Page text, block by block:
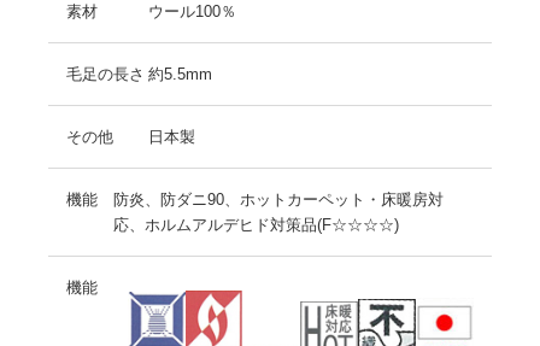
素材 ウール100％
毛足の長さ 約5.5mm
その他 日本製
機能
防炎、防ダニ90、ホットカーペット・床暖房対
応、ホルムアルデヒド対策品(F☆☆☆☆)
機能